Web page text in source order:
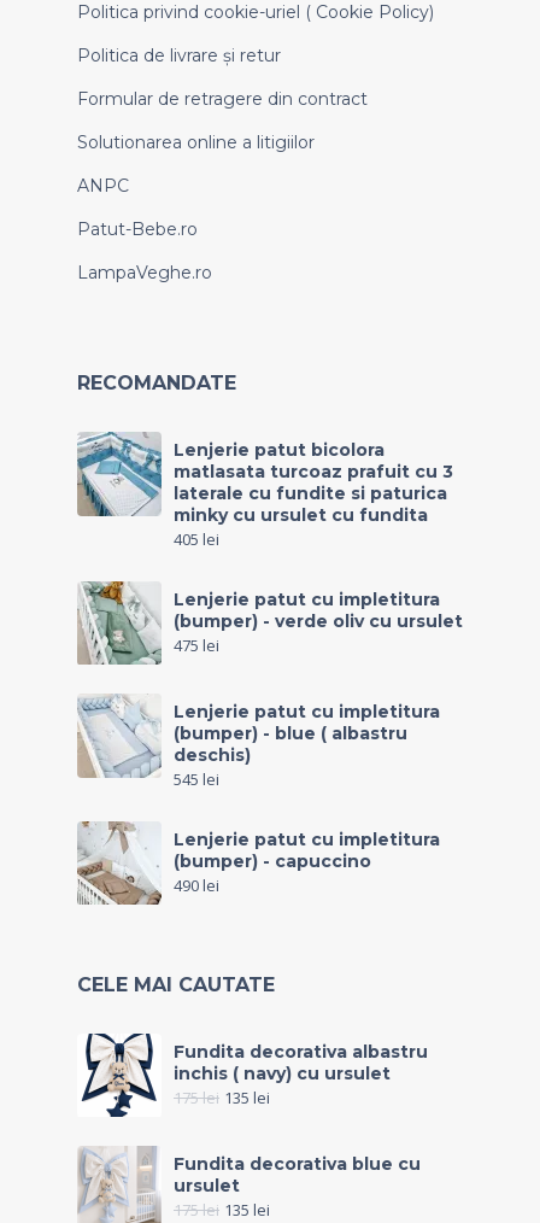
Politica privind cookie-uriel ( Cookie Policy)
Politica de livrare și retur
Formular de retragere din contract
Solutionarea online a litigiilor
ANPC
Patut-Bebe.ro
LampaVeghe.ro
RECOMANDATE
Lenjerie patut bicolora
matlasata turcoaz prafuit cu 3
laterale cu fundite si paturica
minky cu ursulet cu fundita
405 lei
Lenjerie patut cu impletitura
(bumper) - verde oliv cu ursulet
475 lei
Lenjerie patut cu impletitura
(bumper) - blue ( albastru
deschis)
545 lei
Lenjerie patut cu impletitura
(bumper) - capuccino
490lei
CELE MAI CAUTATE
Fundita decorativa albastru
inchis ( navy) cu ursulet
175lei 135 lei
Fundita decorativa blue cu
ursulet
175lei 135 lei